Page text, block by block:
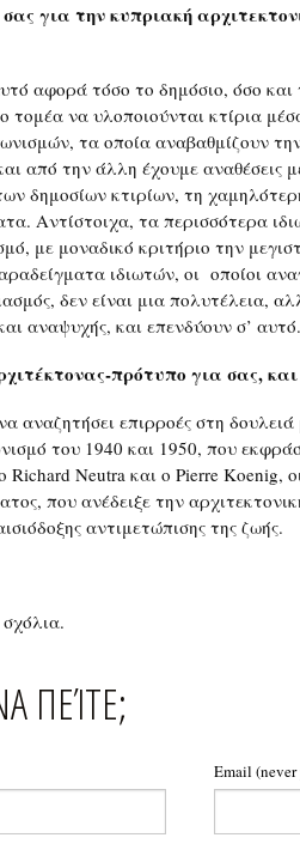
για την κυπριακή
αφορά τόσο το δημόσιο, όσο
τομέα να υλοποιούνται κτίρια
τα οποία αναβαθμίζουν
από την άλλη έχουμε αναθέσεις
δημοσίων κτιρίων, τη
Αντίστοιχα, τα περισσότερα
με μοναδικό κριτήριο την
ιδιωτών, οι οποίοι
δεν είναι μια πολυτέλεια,
αναψυχής, και επενδύουν σ’ αυτό.
πρότυπο για σας,
αναζητήσει επιρροές στη
του 1940 και 1950, που
Richard Neutra και ο Pierre Koenig,
που ανέδειξε την
αντιμετώπισης της ζωής.
ΠΕΊΤΕ;
Email